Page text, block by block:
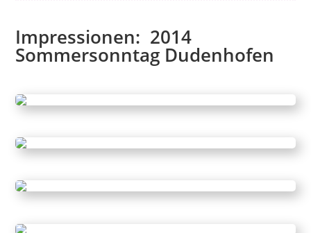
Impressionen: 2014
Sommersonntag Dudenhofen